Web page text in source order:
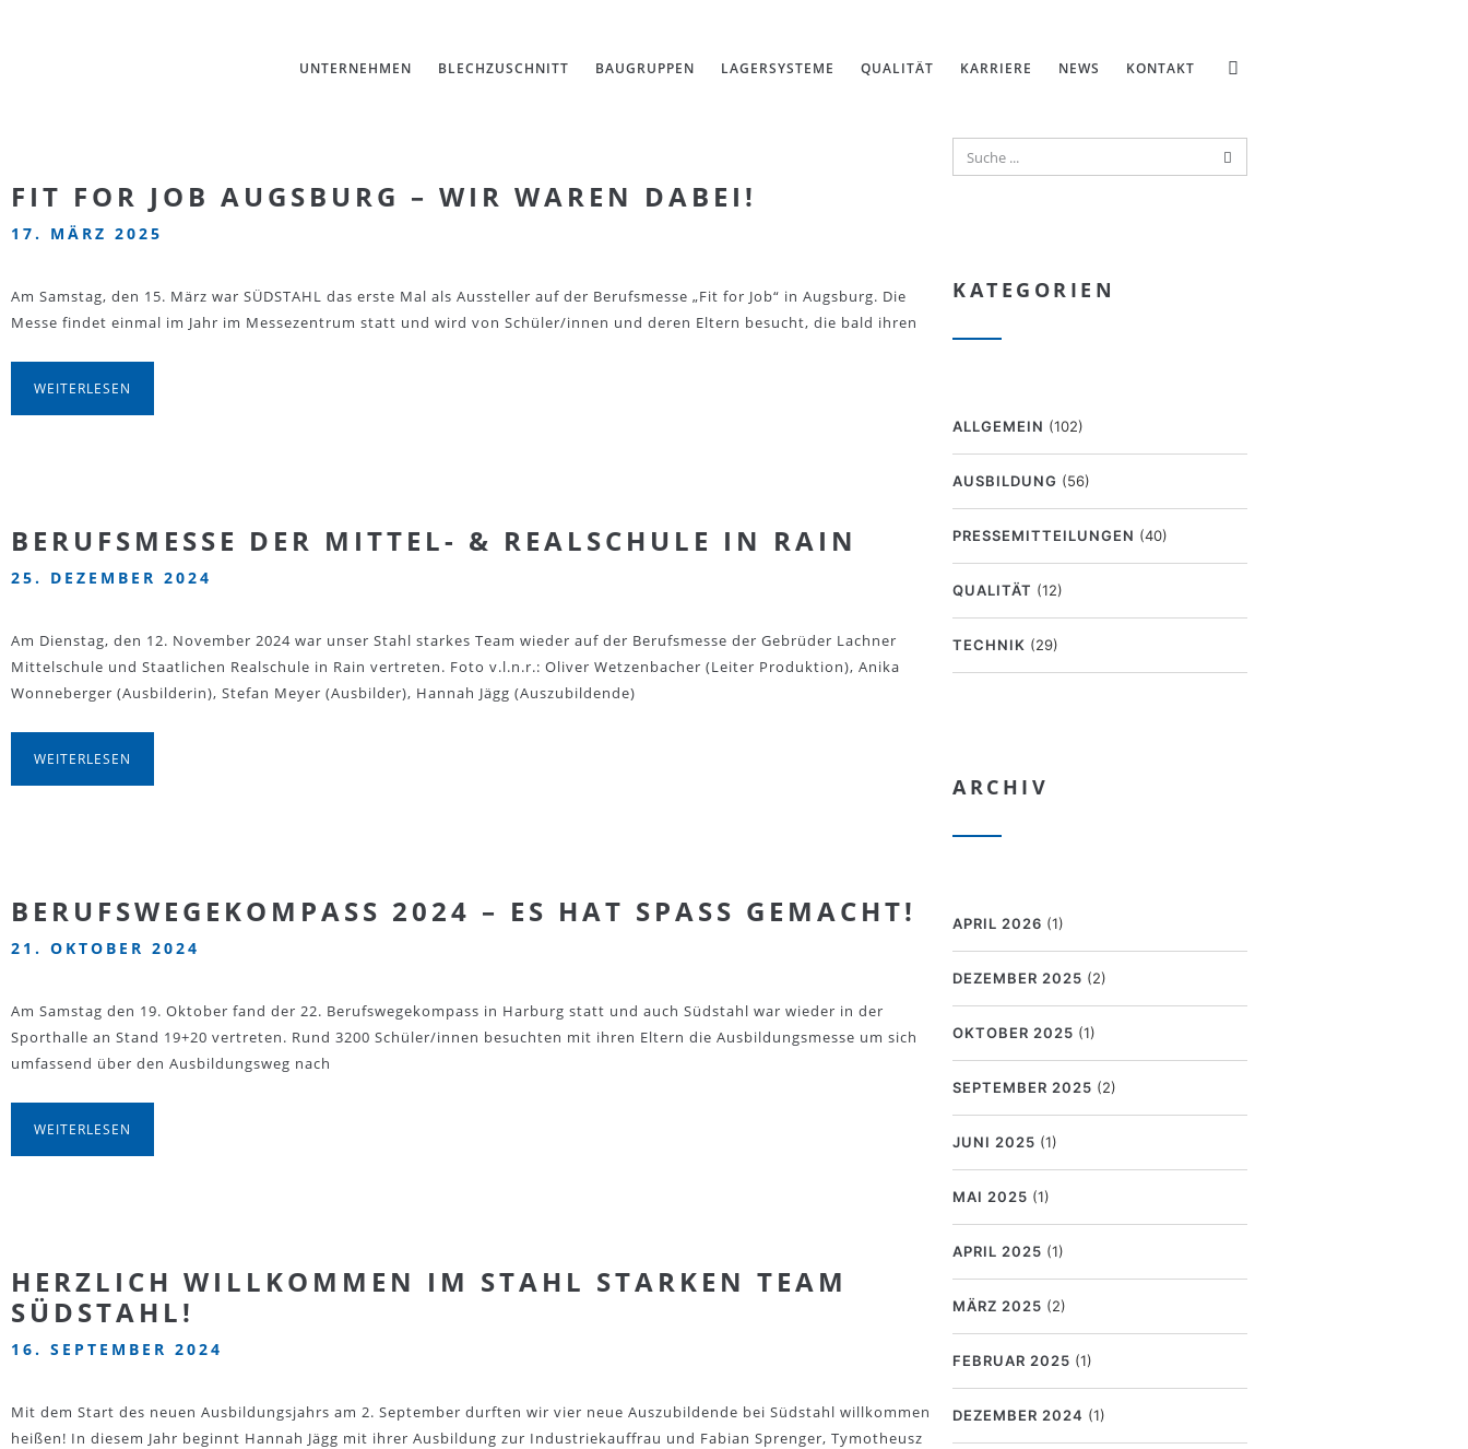
UNTERNEHMEN BLECHZUSCHNITT BAUGRUPPEN LAGERSYSTEME QUALITÄT KARRIERE NEWS KONTAKT
FIT FOR JOB AUGSBURG – WIR WAREN DABEI!
17. MÄRZ 2025
Am Samstag, den 15. März war SÜDSTAHL das erste Mal als Aussteller auf der Berufsmesse „Fit for Job“ in Augsburg. Die
Messe findet einmal im Jahr im Messezentrum statt und wird von Schüler/innen und deren Eltern besucht, die bald ihren
WEITERLESEN
BERUFSMESSE DER MITTEL- & REALSCHULE IN RAIN
25. DEZEMBER 2024
Am Dienstag, den 12. November 2024 war unser Stahl starkes Team wieder auf der Berufsmesse der Gebrüder Lachner
Mittelschule und Staatlichen Realschule in Rain vertreten. Foto v.l.n.r.: Oliver Wetzenbacher (Leiter Produktion), Anika
Wonneberger (Ausbilderin), Stefan Meyer (Ausbilder), Hannah Jägg (Auszubildende)
WEITERLESEN
BERUFSWEGEKOMPASS 2024 – ES HAT SPASS GEMACHT!
21. OKTOBER 2024
Am Samstag den 19. Oktober fand der 22. Berufswegekompass in Harburg statt und auch Südstahl war wieder in der
Sporthalle an Stand 19+20 vertreten. Rund 3200 Schüler/innen besuchten mit ihren Eltern die Ausbildungsmesse um sich
umfassend über den Ausbildungsweg nach
WEITERLESEN
HERZLICH WILLKOMMEN IM STAHL STARKEN TEAM
SÜDSTAHL!
16. SEPTEMBER 2024
Mit dem Start des neuen Ausbildungsjahrs am 2. September durften wir vier neue Auszubildende bei Südstahl willkommen
heißen! In diesem Jahr beginnt Hannah Jägg mit ihrer Ausbildung zur Industriekauffrau und Fabian Sprenger, Tymotheusz
KATEGORIEN
ALLGEMEIN (102)
AUSBILDUNG (56)
PRESSEMITTEILUNGEN (40)
QUALITÄT (12)
TECHNIK (29)
ARCHIV
APRIL 2026 (1)
DEZEMBER 2025 (2)
OKTOBER 2025 (1)
SEPTEMBER 2025 (2)
JUNI 2025 (1)
MAI 2025 (1)
APRIL 2025 (1)
MÄRZ 2025 (2)
FEBRUAR 2025 (1)
DEZEMBER 2024 (1)